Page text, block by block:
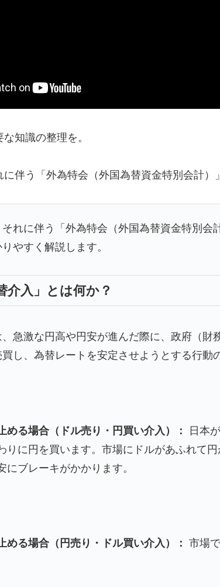
知識の整理を。
伴う「外為特会（外国為替資金特別会計）
れに伴う「外為特会（外国為替資金特別会
やすく解説します。
介入」とは何か？
急激な円高や円安が進んだ際に、政府（財
し、為替レートを安定させようとする行動
める場合（ドル売り・円買い介入）：
日本
りに円を買います。 市場にドルがあふれて
にブレーキがかかります。
める場合（円売り・ドル買い介入）： 市場